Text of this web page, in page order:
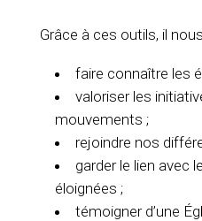
Grâce à ces outils, il
faire connaître les
valoriser les
mouvements ;
rejoindre nos
garder le lien avec
éloignées ;
témoigner d’une